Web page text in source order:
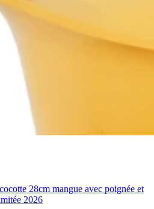
28cm mangue avec poignée et
2026